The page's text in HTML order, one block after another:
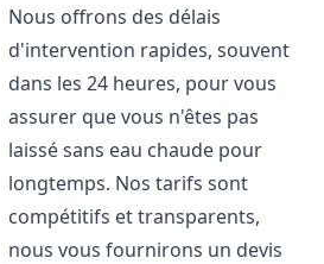
Nous offrons des délais
d'intervention rapides, souvent
dans les 24 heures, pour vous
assurer que vous n'êtes pas
laissé sans eau chaude pour
longtemps. Nos tarifs sont
compétitifs et transparents,
nous vous fournirons un devis